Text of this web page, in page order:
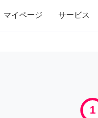
マイページ サービス
修理・組立 家事
1